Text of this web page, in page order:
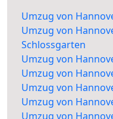
Umzug von
Umzug von
Schlossgarten
Umzug von
Umzug von
Umzug von
Umzug von
Umzug von